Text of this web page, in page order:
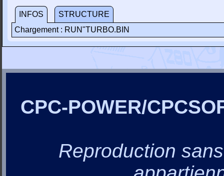
INFOS
STRUCTURE
Chargement : RUN"TURBO.BIN
CPC-POWER/
Reproduction